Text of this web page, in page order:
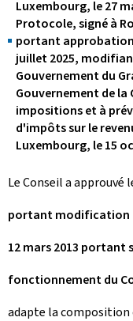
Luxembourg, le 27
Protocole, signé à
portant
juillet 2025,
Gouvernement du
Gouvernement de
impositions et à
d'impôts sur le
Luxembourg, le 15
Le Conseil a approuvé
portant modification
12 mars 2013
fonctionnement du
adapte la composition